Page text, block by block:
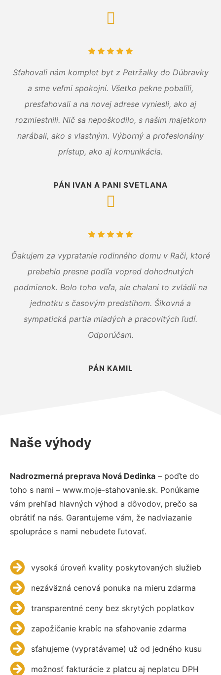
Sťahovali nám komplet byt z Petržalky do Dúbravky
a sme veľmi spokojní. Všetko pekne pobalili,
presťahovali a na novej adrese vyniesli, ako aj
rozmiestnili. Nič sa nepoškodilo, s našim majetkom
narábali, ako s vlastným. Výborný a profesionálny
prístup, ako aj komunikácia.
PÁN IVAN A PANI SVETLANA
Ďakujem za vypratanie rodinného domu v Rači, ktoré
prebehlo presne podľa vopred dohodnutých
podmienok. Bolo toho veľa, ale chalani to zvládli na
jednotku s časovým predstihom. Šikovná a
sympatická partia mladých a pracovitých ľudí.
Odporúčam.
PÁN KAMIL
Naše výhody
Nadrozmerná preprava Nová Dedinka – poďte do
toho s nami – www.moje-stahovanie.sk. Ponúkame
vám prehľad hlavných výhod a dôvodov, prečo sa
obrátiť na nás. Garantujeme vám, že nadviazanie
spolupráce s nami nebudete ľutovať.
vysoká úroveň kvality poskytovaných služieb
nezáväzná cenová ponuka na mieru zdarma
transparentné ceny bez skrytých poplatkov
zapožičanie krabíc na sťahovanie zdarma
sťahujeme (vypratávame) už od jedného kusu
možnosť fakturácie z platcu aj neplatcu DPH